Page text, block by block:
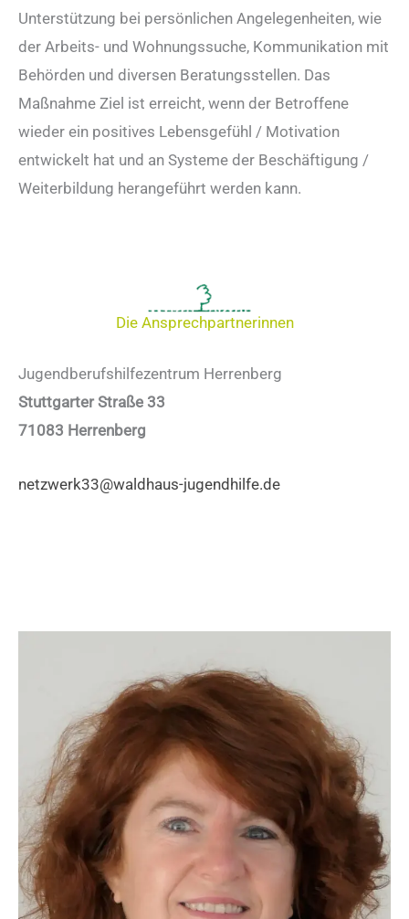
Unterstützung bei persönlichen Angelegenheiten, wie
der Arbeits- und Wohnungssuche, Kommunikation mit
Behörden und diversen Beratungsstellen. Das
Maßnahme Ziel ist erreicht, wenn der Betroffene
wieder ein positives Lebensgefühl / Motivation
entwickelt hat und an Systeme der Beschäftigung /
Weiterbildung herangeführt werden kann.
Die Ansprechpartnerinnen
Jugendberufshilfezentrum Herrenberg
Stuttgarter Straße 33
71083 Herrenberg
netzwerk33@waldhaus-jugendhilfe.de